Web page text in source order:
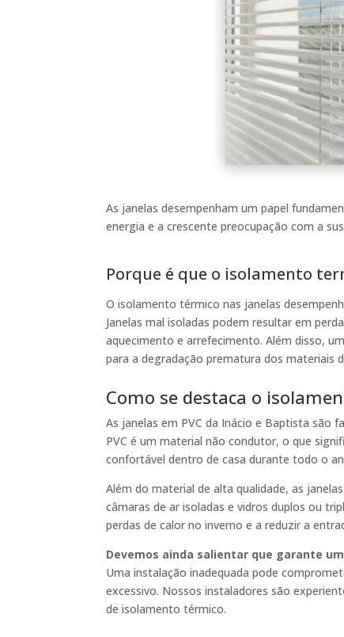
As janelas desempenham um papel
energia e a crescente preocupação com a
Porque é que o isolamento
O isolamento térmico nas janelas
Janelas mal isoladas podem resultar em
aquecimento e arrefecimento. Além disso,
para a degradação prematura dos materiais
Como se destaca o
As janelas em PVC da Inácio e Baptista são
PVC é um material não condutor, o que
confortável dentro de casa durante todo o
Além do material de alta qualidade, as
câmaras de ar isoladas e vidros duplos ou
perdas de calor no inverno e a reduzir a
Devemos ainda salientar que garante
Uma instalação inadequada pode
excessivo. Nossos instaladores são
de isolamento térmico.